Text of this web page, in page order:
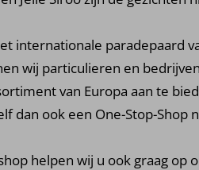
internationale paradepaard
wij particulieren en
van Europa aan te
dan ook een One-Stop-Shop
helpen wij u ook graag op